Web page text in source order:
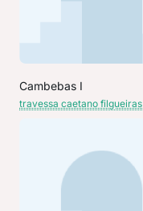
Cambebas I
travessa caetano filgueiras